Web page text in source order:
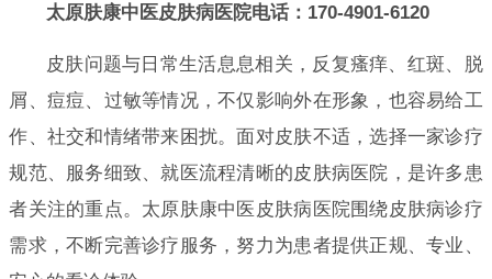
太原肤康中医皮肤病医院电话：170-4901-6120
皮肤问题与日常生活息息相关，反复瘙痒、红斑、脱
屑、痘痘、过敏等情况，不仅影响外在形象，也容易给工
作、社交和情绪带来困扰。面对皮肤不适，选择一家诊疗
规范、服务细致、就医流程清晰的皮肤病医院，是许多患
者关注的重点。太原肤康中医皮肤病医院围绕皮肤病诊疗
需求，不断完善诊疗服务，努力为患者提供正规、专业、